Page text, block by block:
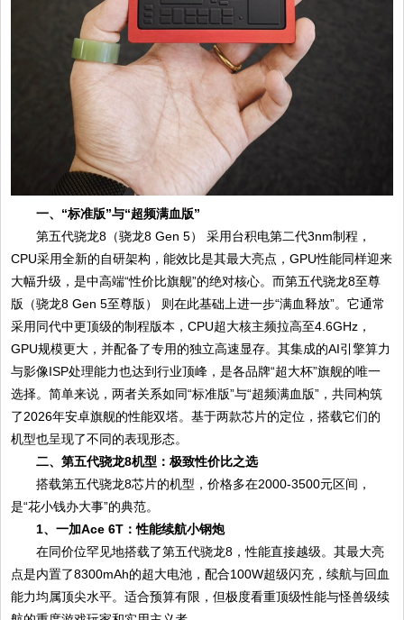
一、“标准版”与“超频满血版”
第五代骁龙8（骁龙8 Gen 5） 采用台积电第二代3nm制程，
CPU采用全新的自研架构，能效比是其最大亮点，GPU性能同样迎来
大幅升级，是中高端“性价比旗舰”的绝对核心。而第五代骁龙8至尊
版（骁龙8 Gen 5至尊版） 则在此基础上进一步“满血释放”。它通常
采用同代中更顶级的制程版本，CPU超大核主频拉高至4.6GHz，
GPU规模更大，并配备了专用的独立高速显存。其集成的AI引擎算力
与影像ISP处理能力也达到行业顶峰，是各品牌“超大杯”旗舰的唯一
选择。简单来说，两者关系如同“标准版”与“超频满血版”，共同构筑
了2026年安卓旗舰的性能双塔。基于两款芯片的定位，搭载它们的
机型也呈现了不同的表现形态。
二、第五代骁龙8机型：极致性价比之选
搭载第五代骁龙8芯片的机型，价格多在2000-3500元区间，
是“花小钱办大事”的典范。
1、一加Ace 6T：性能续航小钢炮
在同价位罕见地搭载了第五代骁龙8，性能直接越级。其最大亮
点是内置了8300mAh的超大电池，配合100W超级闪充，续航与回血
能力均属顶尖水平。适合预算有限，但极度看重顶级性能与怪兽级续